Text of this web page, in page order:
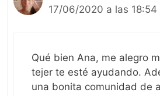
17/06/2020 a las 18:54
Qué bien Ana, me alegro
tejer te esté ayudando.
una bonita comunidad de